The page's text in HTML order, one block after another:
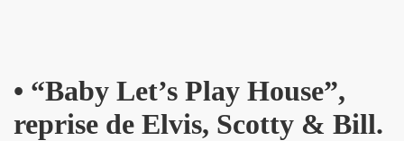
• “Baby Let’s Play House”,
reprise de Elvis, Scotty & Bill.
+ PHILIPPE ALMOSNINO (concert "Mutant Love"
DEVICE (1982 a 1989) : 45 revolutions par minute,